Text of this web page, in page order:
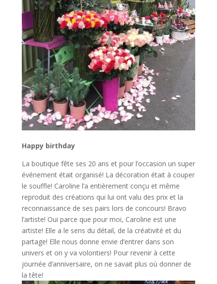
Happy birthday
La boutique fête ses 20 ans et pour l’occasion un super
événement était organisé! La décoration était à couper
le souffle! Caroline l’a entièrement conçu et même
reproduit des créations qui lui ont valu des prix et la
reconnaissance de ses pairs lors de concours! Bravo
l’artiste! Oui parce que pour moi, Caroline est une
artiste! Elle a le sens du détail, de la créativité et du
partage! Elle nous donne envie d’entrer dans son
univers et on y va volontiers! Pour revenir à cette
journée d’anniversaire, on ne savait plus où donner de
la tête!